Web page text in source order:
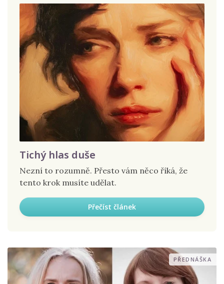
Tichý hlas duše
Nezní to rozumně. Přesto vám něco říká, že
tento krok musíte udělat.
Přečíst článek
PŘEDNÁŠKA